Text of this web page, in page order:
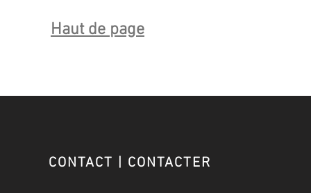
Haut de page
CONTACT | CONTACTER